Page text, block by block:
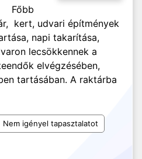
Főbb
kert, udvari építmények
napi takarítása,
lecsökkennek a
elvégzésében,
tartásában. A raktárba
Nem igényel tapasztalatot